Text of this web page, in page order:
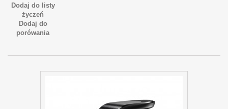
Dodaj do listy
życzeń
Dodaj do
porówania